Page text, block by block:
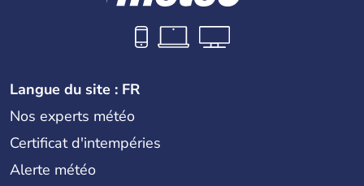
Langue du site : FR
Nos experts météo
Certificat d'intempéries
Alerte météo